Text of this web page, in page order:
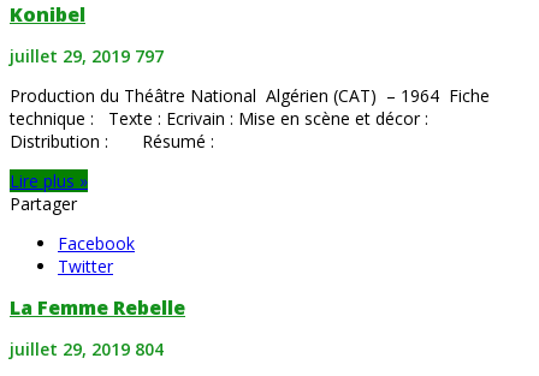
Konibel
juillet 29, 2019 797
Production du Théâtre National Algérien (CAT) – 1964 Fiche
technique : Texte : Ecrivain : Mise en scène et décor :
Distribution : Résumé :
Lire plus »
Partager
Facebook
Twitter
La Femme Rebelle
juillet 29, 2019 804